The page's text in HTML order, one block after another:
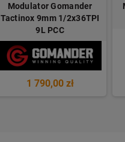
Modulator Gomander
Tactinox 9mm 1/2x36TPI
9L PCC
1 790,00 zł